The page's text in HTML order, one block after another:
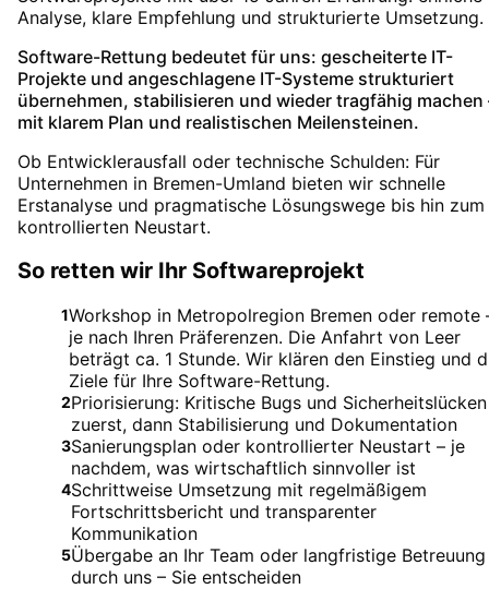
Analyse, klare Empfehlung und strukturierte Umsetzung.
Software-Rettung bedeutet für uns: gescheiterte IT-
Projekte und angeschlagene IT-Systeme strukturiert
übernehmen, stabilisieren und wieder tragfähig machen
mit klarem Plan und realistischen Meilensteinen.
Ob Entwicklerausfall oder technische Schulden: Für
Unternehmen in Bremen-Umland bieten wir schnelle
Erstanalyse und pragmatische Lösungswege bis hin zum
kontrollierten Neustart.
So retten wir Ihr Softwareprojekt
1Workshop in Metropolregion Bremen oder remote
je nach Ihren Präferenzen. Die Anfahrt von Leer
beträgt ca. 1 Stunde. Wir klären den Einstieg und
Ziele für Ihre Software-Rettung.
2Priorisierung: Kritische Bugs und Sicherheitslücken
zuerst, dann Stabilisierung und Dokumentation
3Sanierungsplan oder kontrollierter Neustart – je
nachdem, was wirtschaftlich sinnvoller ist
4Schrittweise Umsetzung mit regelmäßigem
Fortschrittsbericht und transparenter
Kommunikation
5Übergabe an Ihr Team oder langfristige Betreuung
durch uns – Sie entscheiden